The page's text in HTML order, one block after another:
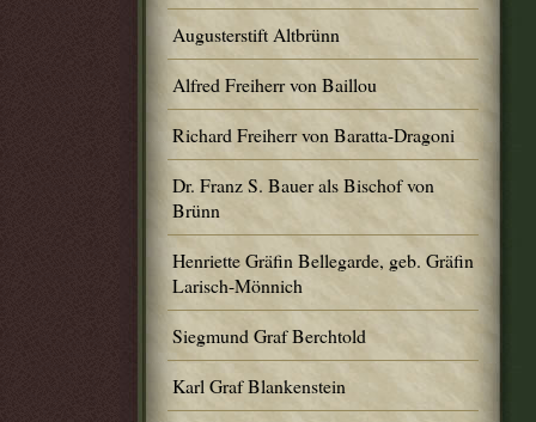
Augusterstift Altbrünn
Alfred Freiherr von Baillou
Richard Freiherr von Baratta-Dragoni
Dr. Franz S. Bauer als Bischof von
Brünn
Henriette Gräfin Bellegarde, geb. Gräfin
Larisch-Mönnich
Siegmund Graf Berchtold
Karl Graf Blankenstein